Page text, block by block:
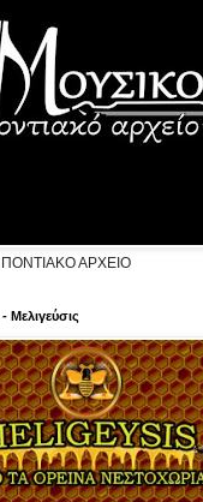
ΑΡΧΕΙΟ
Μελιγεύσις